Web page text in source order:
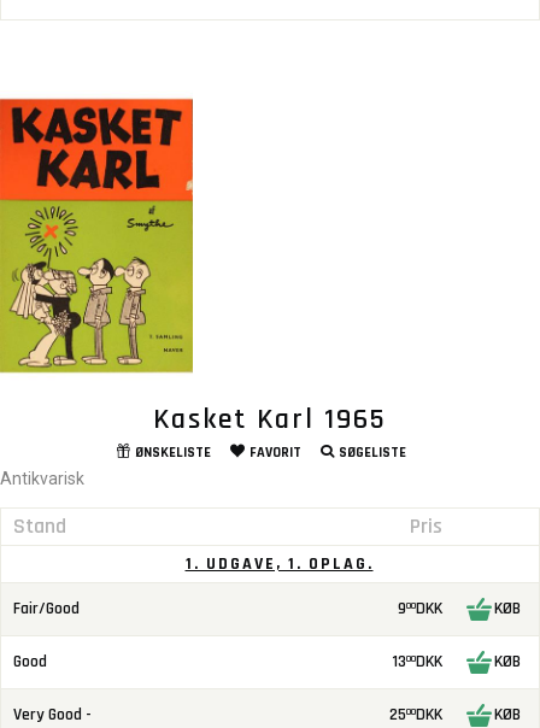
Kasket Karl 1965
ØNSKELISTE FAVORIT SØGELISTE
Antikvarisk
Stand Pris
1. UDGAVE, 1. OPLAG.
Fair/Good 900DKK KØB
Good 1300DKK KØB
Very Good - 2500DKK KØB